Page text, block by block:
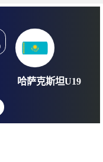
17:00:00
哈萨克